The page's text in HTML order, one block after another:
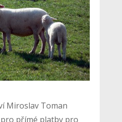
Miroslav Toman
přímé platby pro